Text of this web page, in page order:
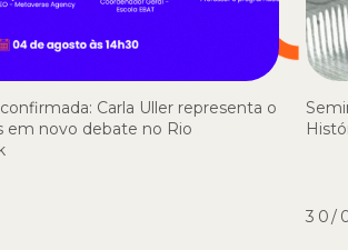
Carla Uller representa o
em novo debate no Rio
30/